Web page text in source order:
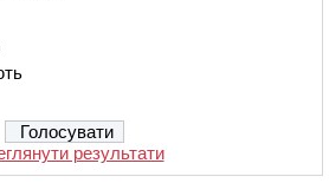
результати